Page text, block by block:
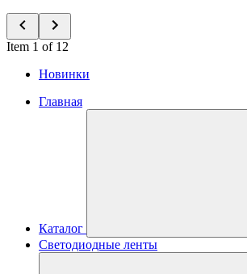
Item 1 of 12
Новинки
Главная
Каталог
Светодиодные ленты